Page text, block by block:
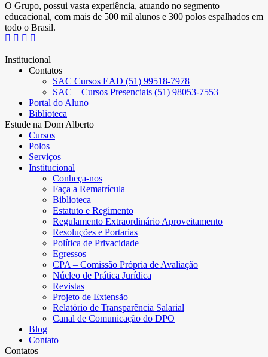
O Grupo, possui vasta experiência, atuando no segmento
educacional, com mais de 500 mil alunos e 300 polos espalhados em
todo o Brasil.
Institucional
Contatos
SAC Cursos EAD (51) 99518-7978
SAC – Cursos Presenciais (51) 98053-7553
Portal do Aluno
Biblioteca
Estude na Dom Alberto
Cursos
Polos
Serviços
Institucional
Conheça-nos
Faça a Rematrícula
Biblioteca
Estatuto e Regimento
Regulamento Extraordinário Aproveitamento
Resoluções e Portarias
Política de Privacidade
Egressos
CPA – Comissão Própria de Avaliação
Núcleo de Prática Jurídica
Revistas
Projeto de Extensão
Relatório de Transparência Salarial
Canal de Comunicação do DPO
Blog
Contato
Contatos